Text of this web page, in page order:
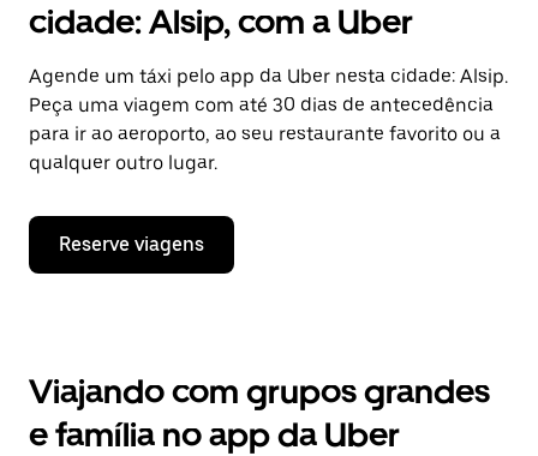
cidade: Alsip, com a Uber
Agende um táxi pelo app da Uber nesta cidade: Alsip.
Peça uma viagem com até 30 dias de antecedência
para ir ao aeroporto, ao seu restaurante favorito ou a
qualquer outro lugar.
Reserve viagens
Viajando com grupos grandes
e família no app da Uber